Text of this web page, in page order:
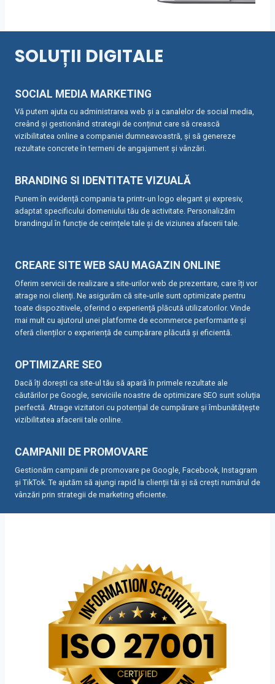
SOLUȚII DIGITALE
SOCIAL MEDIA MARKETING
Vă putem ajuta cu administrarea web și a canalelor de social media,
creând și gestionând strategii de conținut care să crească
vizibilitatea online a companiei dumneavoastră, și să genereze
rezultate concrete în termeni de angajament și vânzări.
BRANDING SI IDENTITATE VIZUALĂ
Punem în evidență compania ta printr-un logo elegant și expresiv,
adaptat specificului domeniului tău de activitate. Personalizăm
brandingul în funcție de cerințele tale și de viziunea afacerii tale.
CREARE SITE WEB SAU MAGAZIN ONLINE
Oferim servicii de realizare a site-urilor web de prezentare, care îți vor
atrage noi clienți. Ne asigurăm că site-urile sunt optimizate pentru
toate dispozitivele, oferind o experiență plăcută utilizatorilor. Vinde
mai mult cu ajutorul unei platforme de ecommerce performante și
oferă clienților o experiență de cumpărare plăcută și eficientă.
OPTIMIZARE SEO
Dacă îți dorești ca site-ul tău să apară în primele rezultate ale
căutărilor pe Google, serviciile noastre de optimizare SEO sunt soluția
perfectă. Atrage vizitatori cu potențial de cumpărare și îmbunătățește
vizibilitatea afacerii tale online.
CAMPANII DE PROMOVARE
Gestionăm campanii de promovare pe Google, Facebook, Instagram
și TikTok. Te ajutăm să ajungi rapid la clienții tăi și să crești numărul de
vânzări prin strategii de marketing eficiente.